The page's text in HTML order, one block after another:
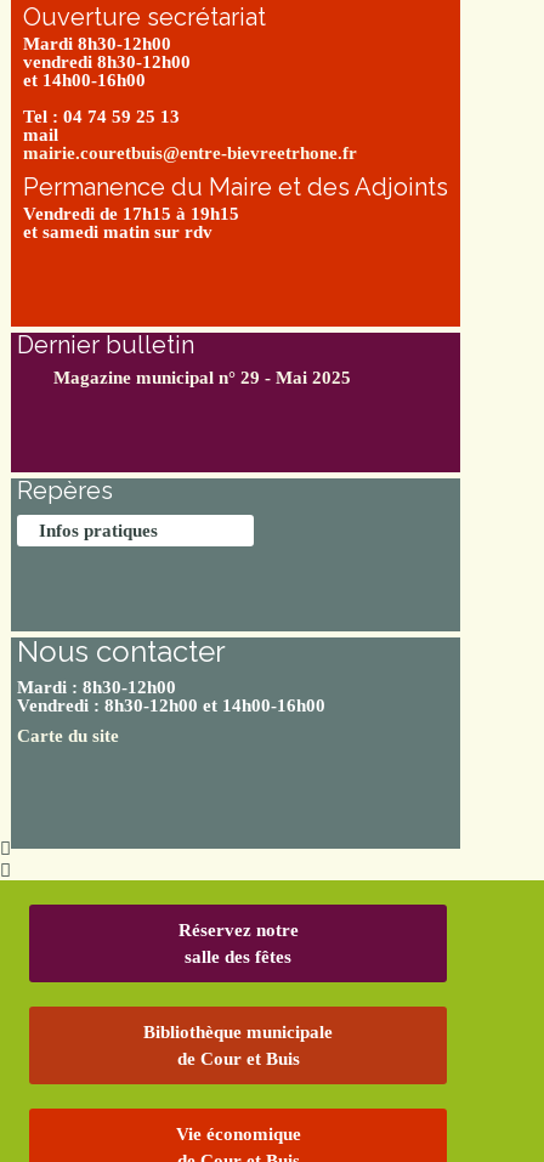
Ouverture secrétariat
Mardi 8h30-12h00
vendredi 8h30-12h00
et 14h00-16h00
Tel : 04 74 59 25 13
mail
mairie.couretbuis@entre-bievreetrhone.fr
Permanence du Maire et des Adjoints
Vendredi de 17h15 à 19h15
et samedi matin sur rdv
Dernier bulletin
Magazine municipal n° 29 - Mai 2025
Repères
Infos pratiques
Nous contacter
Mardi : 8h30-12h00
Vendredi : 8h30-12h00 et 14h00-16h00
Carte du site
Réservez notre
salle des fêtes
Bibliothèque municipale
de Cour et Buis
Vie économique